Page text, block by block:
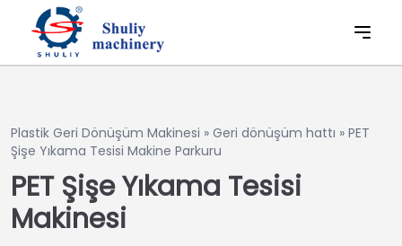
Plastik Geri Dönüşüm Makinesi » Geri dönüşüm hattı » PET
Şişe Yıkama Tesisi Makine Parkuru
PET Şişe Yıkama Tesisi
Makinesi